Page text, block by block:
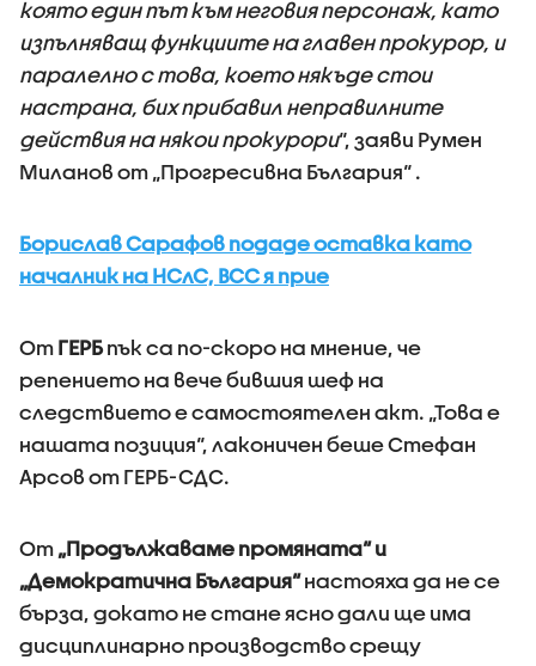
която един път към неговия персонаж, като
изпълняващ функциите на главен прокурор, и
паралелно с това, което някъде стои
настрана, бих прибавил неправилните
действия на някои прокурори“, заяви Румен
Миланов от „Прогресивна България“ .
Борислав Сарафов подаде оставка като
началник на НСлС, ВСС я прие
От ГЕРБпък са по-скоро на мнение, че
репението на вече бившия шеф на
следствието е самостоятелен акт. „Това е
нашата позиция“, лаконичен беше Стефан
Арсов от ГЕРБ-СДС.
От „Продължаваме промяната“ и
„Демократична България“настояха да не се
бърза, докато не стане ясно дали ще има
дисциплинарно производство срещу